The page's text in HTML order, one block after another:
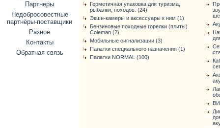
Партнеры
Недобросовестные
партнёры-поставщики
Разное
Контакты
Обратная связь
Герметичная упаковка для туризма,
рыбалки, походов. (24)
Экшн-камеры и аксессуары к ним (1)
Бензиновые походные горелки (плиты)
Coleman (2)
Мобильные сигнализации (3)
Палатки специального назначения (1)
Палатки NORMAL (100)